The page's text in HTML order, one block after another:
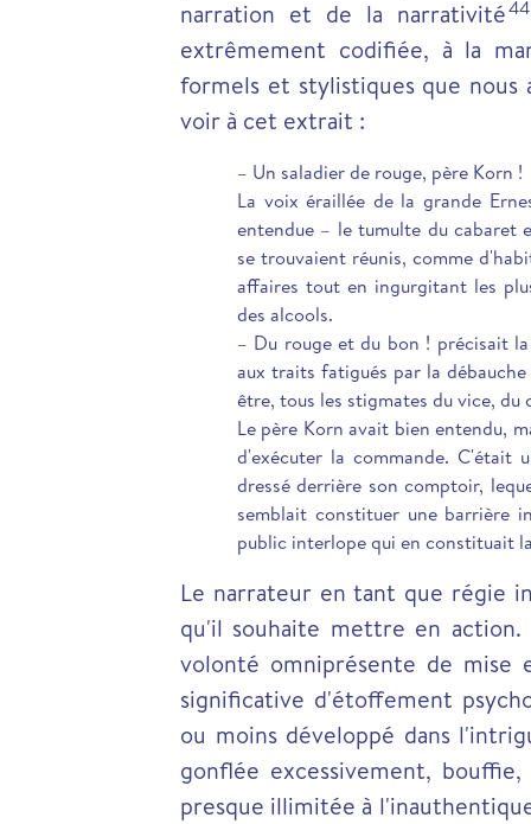
narration et de la narrativité44
extrêmement codifiée, à la
formels et stylistiques que nous
voir à cet extrait :
– Un saladier de rouge, père Korn !
La voix éraillée de la grande
entendue – le tumulte du cabaret
se trouvaient réunis, comme
affaires tout en ingurgitant les
des alcools.
– Du rouge et du bon ! précisait
aux traits fatigués par la
être, tous les stigmates du vice, du
Le père Korn avait bien entendu,
d'exécuter la commande. C'était
dressé derrière son comptoir,
semblait constituer une barrière
public interlope qui en constituait
Le narrateur en tant que régie
qu'il souhaite mettre en
volonté omniprésente de mise
significative d'étoffement
ou moins développé dans
gonflée excessivement,
presque illimitée à